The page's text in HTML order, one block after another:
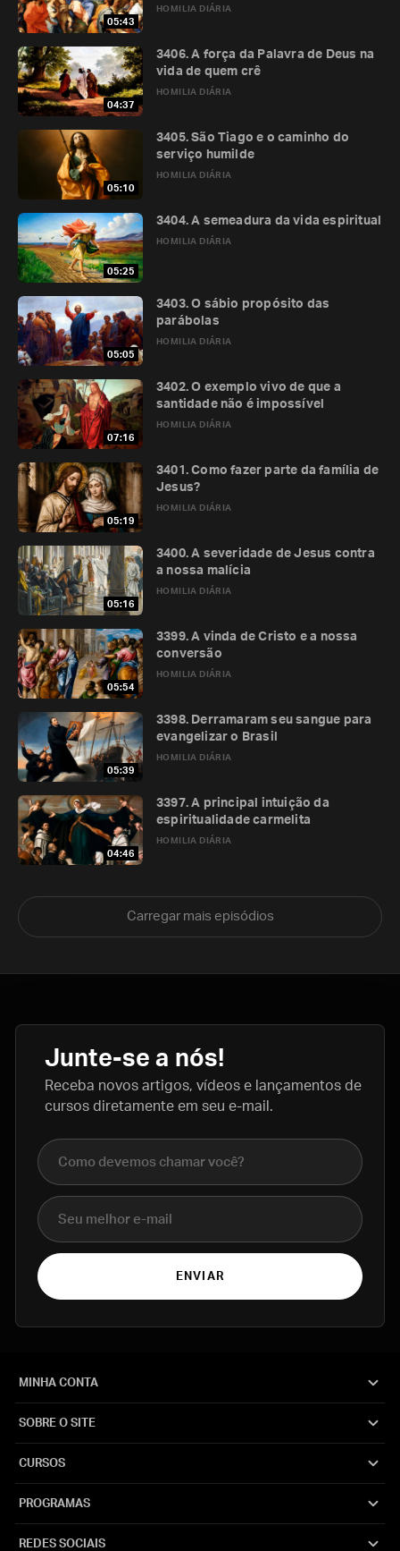
05:43
HOMILIA DIÁRIA
04:37
HOMILIA DIÁRIA
3406. A força da Palavra de Deus na
vida de quem crê
05:10
HOMILIA DIÁRIA
3405. São Tiago e o caminho do
serviço humilde
05:25
HOMILIA DIÁRIA
3404. A semeadura da vida espiritual
05:05
HOMILIA DIÁRIA
3403. O sábio propósito das
parábolas
07:16
HOMILIA DIÁRIA
3402. O exemplo vivo de que a
santidade não é impossível
05:19
HOMILIA DIÁRIA
3401. Como fazer parte da família de
Jesus?
05:16
HOMILIA DIÁRIA
3400. A severidade de Jesus contra
a nossa malícia
05:54
HOMILIA DIÁRIA
3399. A vinda de Cristo e a nossa
conversão
05:39
HOMILIA DIÁRIA
3398. Derramaram seu sangue para
evangelizar o Brasil
04:46
HOMILIA DIÁRIA
3397. A principal intuição da
espiritualidade carmelita
Carregar mais episódios
Junte-se a nós!
Receba novos artigos, vídeos e lançamentos de
cursos diretamente em seu e-mail.
Nome completo
E-mail
ENVIAR
MINHA CONTA
SOBRE O SITE
CURSOS
PROGRAMAS
REDES SOCIAIS